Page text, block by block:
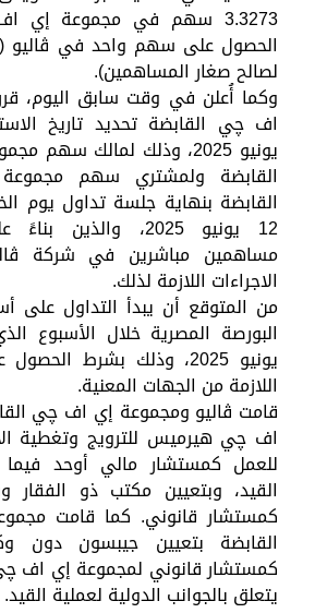
3.3273 سهم في مجموعة إي
الحصول على سهم واحد في ڤاليو
لصالح صغار المساهمين).
وكما أُعلن في وقت سابق اليوم،
يونيو 2025، وذلك لمالك
القابضة ولمشتري سهم
القابضة بنهاية جلسة تداول يوم
12 يونيو 2025،
مساهمين مباشرين في شركة
الاجراءات اللازمة لذلك.
من المتوقع أن يبدأ التداول على
يونيو 2025، وذلك بشرط
اللازمة من الجهات المعنية.
قامت ڤاليو ومجموعة إي اف چي
اف چي هيرميس للترويج وتغطية
للعمل كمستشار مالي أوحد فيما
القيد، وبتعيين مكتب ذو الفقار
كمستشار قانوني. كما قامت
القابضة بتعيين جيبسون دون
كمستشار قانوني لمجموعة إي اف
يتعلق بالجوانب الدولية لعملية القيد.